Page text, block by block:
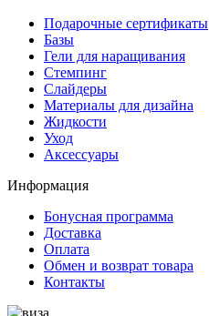
Подарочные сертификаты
Базы
Гели для наращивания
Стемпинг
Слайдеры
Материалы для дизайна
Жидкости
Уход
Аксессуары
Информация
Бонусная программа
Доставка
Оплата
Обмен и возврат товара
Контакты